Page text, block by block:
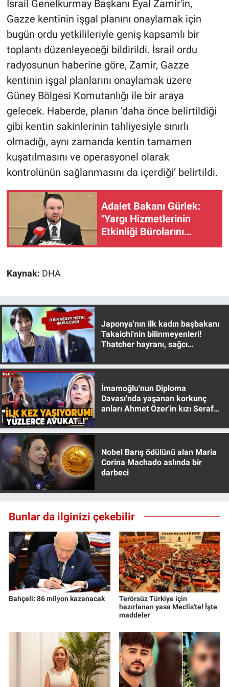
İsrail Genelkurmay Başkanı Eyal Zamir'in,
Gazze kentinin işgal planını onaylamak için
bugün ordu yetkilileriyle geniş kapsamlı bir
toplantı düzenleyeceği bildirildi. İsrail ordu
radyosunun haberine göre, Zamir, Gazze
kentinin işgal planlarını onaylamak üzere
Güney Bölgesi Komutanlığı ile bir araya
gelecek. Haberde, planın ‘daha önce belirtildiği
gibi kentin sakinlerinin tahliyesiyle sınırlı
olmadığı, aynı zamanda kentin tamamen
kuşatılmasını ve operasyonel olarak
kontrolünün sağlanmasını da içerdiği’ belirtildi.
Adalet Bakanı Gürlek:
"Yargı Hizmetlerinin
Etkinliği Bürolarını
Kaynak: DHA
Japonya'nın ilk kadın başbakanı
Takaichi'nin bilinmeyenleri!
Thatcher hayranı, sağcı
İmamoğlu'nun Diploma
Davası'nda yaşanan korkunç
anları Ahmet Özer'in kızı Seraf
Nobel Barış ödülünü alan Maria
Corina Machado aslında bir
darbeci
Bunlar da ilginizi çekebilir
Bahçeli: 86 milyon kazanacak
Terörsüz Türkiye için
hazırlanan yasa Meclis'te! İşte
maddeler
Gündem Özel
Günün görüntüsü
Haber
İlan
Kimdir
Koronavirüs
Kültür Sanat
Ne demişti
Nedir
Sağlık
Spor
Teknoloji
Türkiye'nin Geleceği
Türkiye'nin Gündemi
Yerel Gündem
Yerel Yaşam
Canlı Yayın